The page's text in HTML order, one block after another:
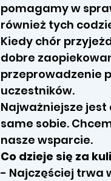
pomagamy w
również tych
Kiedy chór
dobre
przeprowadzenie
uczestników.
Najważniejsze jest
same sobie.
nasze wsparcie.
Co dzieje się za
- Najczęściej trwa